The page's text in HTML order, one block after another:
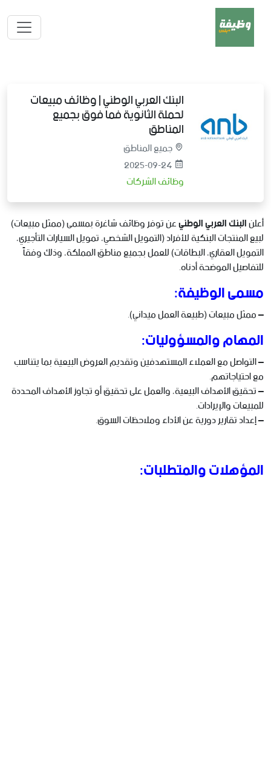
البنك العربي الوطني | وظائف مبيعات
لحملة الثانوية فما فوق بجميع
المناطق
جميع المناطق
2025-09-24
وظائف الشركات
أعلنالبنك العربي الوطنيعن توفر وظائف شاغرة بمسمى (ممثل مبيعات)
لبيع المنتجات البنكية للأفراد (التمويل الشخصي، تمويل السيارات التأجيري،
التمويل العقاري، البطاقات) للعمل بجميع مناطق المملكة، وذلك وفقاً
للتفاصيل الموضحة أدناه.
مسمى الوظيفة:
– ممثل مبيعات (طبيعة العمل ميداني).
المهام والمسؤوليات:
– التواصل مع العملاء المستهدفين وتقديم العروض البيعية بما يتناسب
مع احتياجاتهم.
– تحقيق الأهداف البيعية، والعمل على تحقيق أو تجاوز الأهداف المحددة
للمبيعات والإيرادات.
– إعداد تقارير دورية عن الأداء وملاحظات السوق.
المؤهلات والمتطلبات: